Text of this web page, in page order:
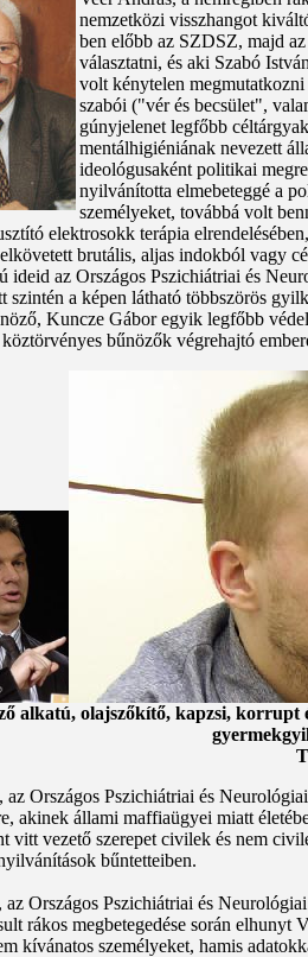
nemzetközi visszhangot
ben előbb az SZDSZ, majd
választatni, és aki Szabó
volt kénytelen
szabói ("vér és becsület",
gúnyjelenet legfőbb
mentálhigiéniának nevezett
ideológusaként politikai
nyilvánította elmebeteggé a
személyeket, továbbá volt
elektrosokk terápia
brutális, aljas indokból vagy
ideid az Országos Pszichiátriai és
szintén a képen látható többszörös
Kuncze Gábor egyik legfőbb
bűnözők végrehajtó
alkatú, olajszőkítő, kapzsi, korrupt
Országos Pszichiátriai és
akinek állami maffiaügyei miatt
vitt vezető szerepet civilek és nem
bűntetteiben.
az Országos Pszichiátriai és
rákos megbetegedése során elhunyt
kívánatos személyeket, hamis